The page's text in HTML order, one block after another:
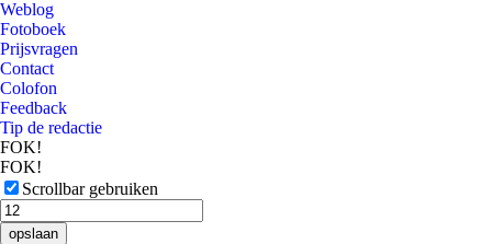
Weblog
Fotoboek
Prijsvragen
Contact
Colofon
Feedback
Tip de redactie
FOK!
FOK!
Scrollbar gebruiken
opslaan